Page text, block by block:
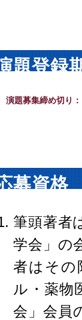
題登録
演題募集締め切り：
募資格
筆頭著者
学会」の
者はその
ル・薬物
会」会員